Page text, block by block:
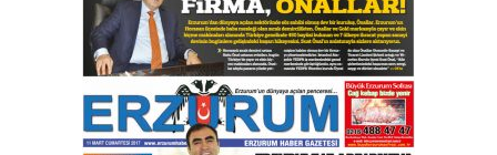
yönetimdekiler aşağı
çekmemeli!
17 Şubat 2026 SalıOrhan BOZKURT
Bir fotoğraf, bir şehir, bir
gazeteci… Dizginler kimin
elinde?
31 Mart 2026 Salı